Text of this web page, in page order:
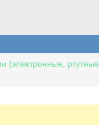
(электронные, ртутные,